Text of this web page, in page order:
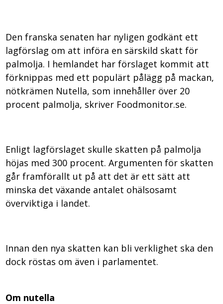
Den franska senaten har nyligen godkänt ett
lagförslag om att införa en särskild skatt för
palmolja. I hemlandet har förslaget kommit att
förknippas med ett populärt pålägg på mackan,
nötkrämen Nutella, som innehåller över 20
procent palmolja, skriver Foodmonitor.se.
Enligt lagförslaget skulle skatten på palmolja
höjas med 300 procent. Argumenten för skatten
går framförallt ut på att det är ett sätt att
minska det växande antalet ohälsosamt
överviktiga i landet.
Innan den nya skatten kan bli verklighet ska den
dock röstas om även i parlamentet.
Om nutella